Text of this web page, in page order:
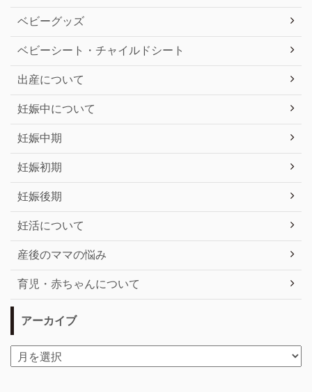
ベビーグッズ
ベビーシート・チャイルドシート
出産について
妊娠中について
妊娠中期
妊娠初期
妊娠後期
妊活について
産後のママの悩み
育児・赤ちゃんについて
アーカイブ